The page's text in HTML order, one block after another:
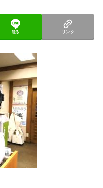
送る リンク